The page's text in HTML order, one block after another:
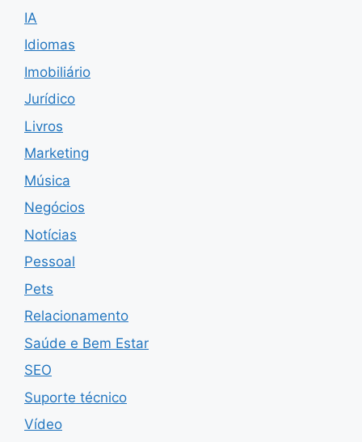
IA
Idiomas
Imobiliário
Jurídico
Livros
Marketing
Música
Negócios
Notícias
Pessoal
Pets
Relacionamento
Saúde e Bem Estar
SEO
Suporte técnico
Vídeo